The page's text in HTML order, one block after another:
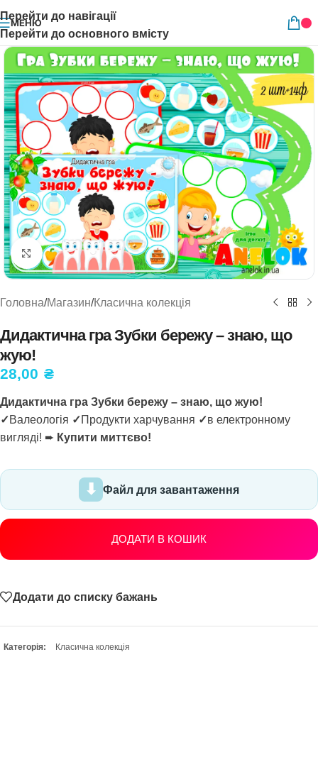
Перейти до навігації
Перейти до основного вмісту
МЕНЮ
Натисніть, щоб збільшити
Головна/Магазин/Класична колекція
Дидактична гра Зубки бережу – знаю, що
жую!
28,00 ₴
Дидактична гра Зубки бережу – знаю, що жую!
✓Валеологія ✓Продукти харчування ✓в електронному
вигляді! ➨ Купити миттєво!
Файл для завантаження
ДОДАТИ В КОШИК
Додати до списку бажань
Категорія: Класична колекція